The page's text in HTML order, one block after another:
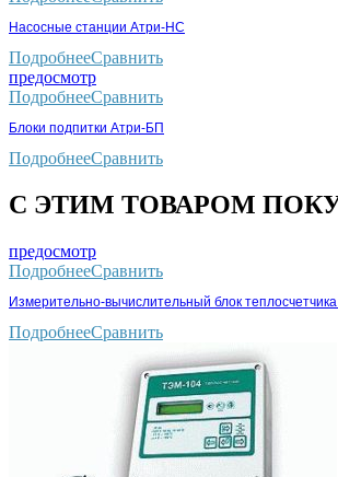
Насосные станции Атри-НС
ПодробнееСравнить
предосмотр
ПодробнееСравнить
Блоки подпитки Атри-БП
ПодробнееСравнить
С ЭТИМ ТОВАРОМ
предосмотр
ПодробнееСравнить
Измерительно-вычислительный блок
ПодробнееСравнить